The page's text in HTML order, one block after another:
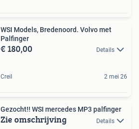
WSI Models, Bredenoord. Volvo met
Palfinger
€ 180,00 Details
Creil 2 mei 26
Gezocht!! WSI mercedes MP3 palfinger
Zie omschrijving Details